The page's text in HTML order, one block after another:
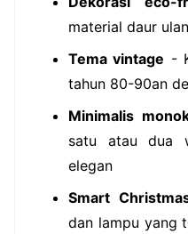
material daur
Tema vintage -
tahun 80-90an
Minimalis
satu atau dua
elegan
Smart
dan lampu yang